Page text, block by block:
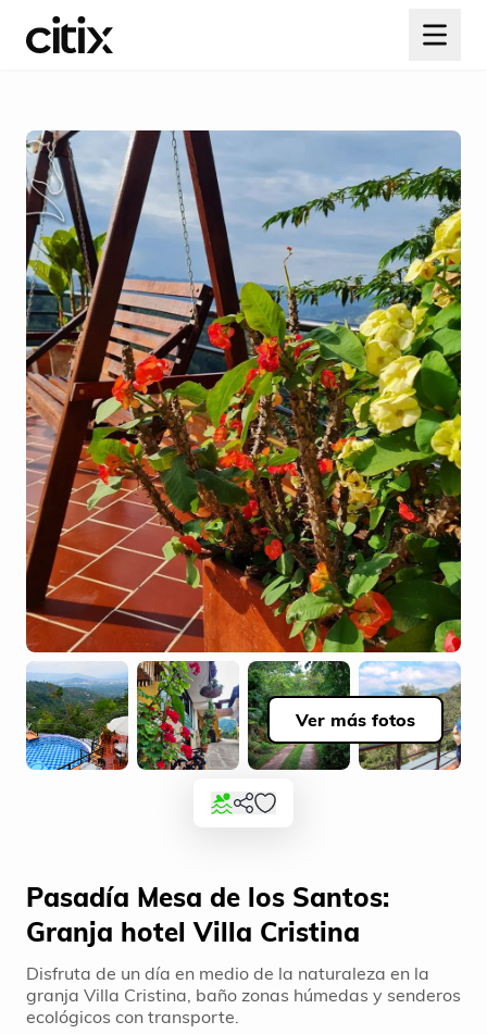
Ver más fotos
Pasadía Mesa de los Santos:
Granja hotel Villa Cristina
Disfruta de un día en medio de la naturaleza en la
granja Villa Cristina, baño zonas húmedas y senderos
ecológicos con transporte.